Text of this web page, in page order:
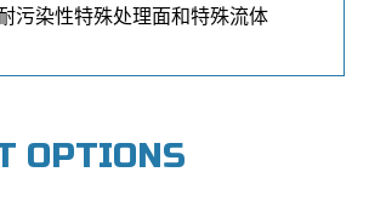
污染性特殊处理面和特殊流体
OPTIONS